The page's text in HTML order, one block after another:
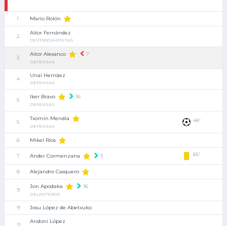
1 Mario Rolón
2
Aitor Fernández
CENTROCAMPISTAS
3
Aitor Alesanco 7
DEFENSAS
4
Unai Hernáez
DEFENSAS
5
Iker Bravo 16
DEFENSAS
5
Txomin Mendia
DEFENSAS
48'
6 Mikel Ríos
7 Ander Cormenzana 3 65'
8 Alejandro Casquero
9
Jon Apodaka 16
DELANTEROS
9 Josu López de Abetxuko
Andoni López